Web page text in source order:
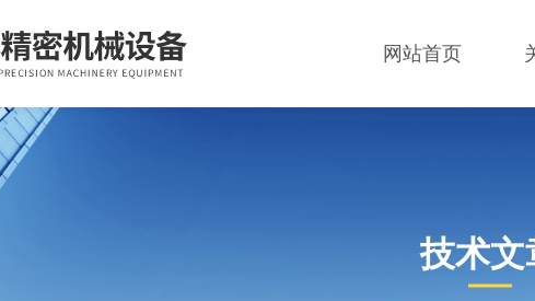
网站首页
技术文